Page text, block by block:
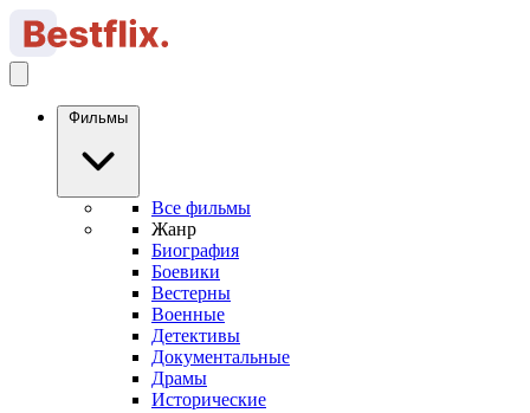
Фильмы
Все фильмы
Жанр
Биография
Боевики
Вестерны
Военные
Детективы
Документальные
Драмы
Исторические